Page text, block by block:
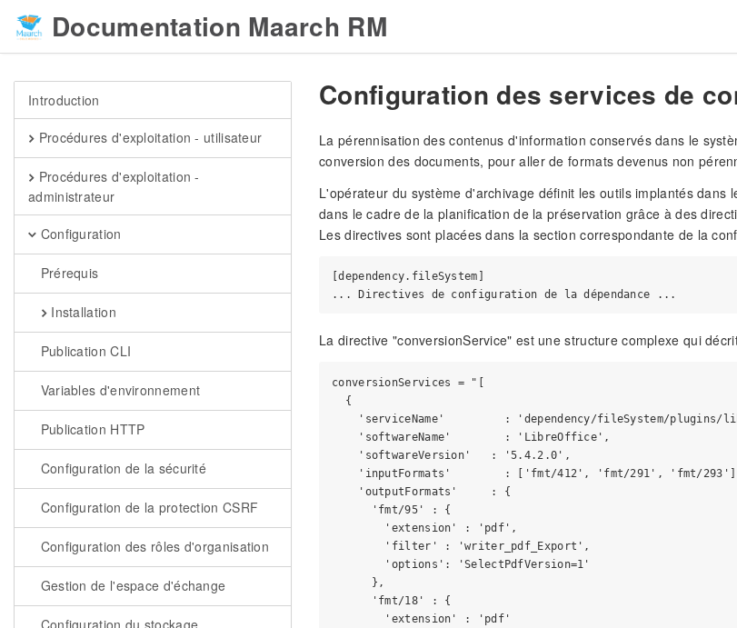
Documentation Maarch RM
Introduction
Procédures d'exploitation - utilisateur
Procédures d'exploitation -
administrateur
Configuration
Prérequis
Installation
Publication CLI
Variables d'environnement
Publication HTTP
Configuration de la sécurité
Configuration de la protection CSRF
Configuration des rôles d'organisation
Gestion de l'espace d'échange
Configuration du stockage
Configuration des services de
La pérennisation des contenus d'information conservés dans le
conversion des documents, pour aller de formats devenus non
L'opérateur du système d'archivage définit les outils implantés
dans le cadre de la planification de la préservation grâce à des
Les directives sont placées dans la section correspondante de la
[dependency.fileSystem]
La directive "conversionService" est une structure complexe qui
conversionServices = "[
  {
'serviceName'         : 'dependency/fileSystem/plugins/
    'softwareName'        : 'LibreOffice',
    'softwareVersion'   : '5.4.2.0',
'inputFormats'        : ['fmt/412', 'fmt/291', 'fmt/
    'outputFormats'     : {
      'fmt/95' : {
        'extension' : 'pdf',
        'filter' : 'writer_pdf_Export',
        'options': 'SelectPdfVersion=1'
      },
      'fmt/18' : {
        'extension' : 'pdf'